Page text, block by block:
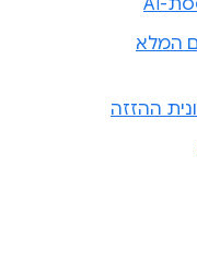
המלא
ההזזה